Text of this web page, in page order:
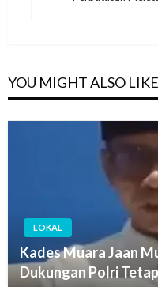
YOU MIGHT ALSO LIKE
LOKAL
Kades Muara Jaan
Dukungan Polri